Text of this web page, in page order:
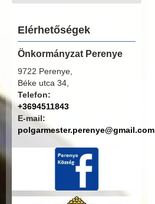
Elérhetőségek
Önkormányzat Perenye
9722 Perenye,
Béke utca 34,
Telefon:
+3694511843
E-mail:
polgarmester.perenye@gmail.com